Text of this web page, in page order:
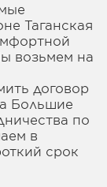
Таганская
возьмем на
договор
Большие
по
в
срок